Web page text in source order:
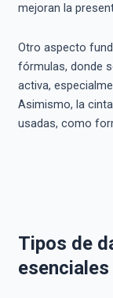
mejoran la
Otro aspecto
fórmulas, donde
activa,
Asimismo, la
usadas, como
Tipos de
esenciales